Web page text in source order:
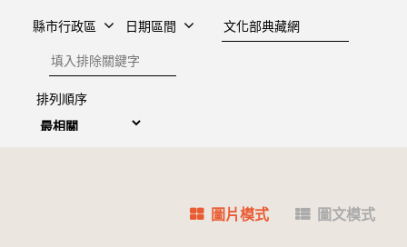
縣市行政區 日期區間
建檔單位
排除關鍵字
排列順序
圖片模式 圖文模式